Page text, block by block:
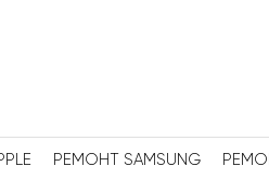
РЕМОНТ SAMSUNG